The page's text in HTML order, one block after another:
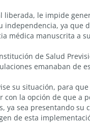
le impide
independencia, ya que
médica manuscrita a
de Salud
emanaban de
su situación, para
con la opción de que a
ya sea presentando su
de esta